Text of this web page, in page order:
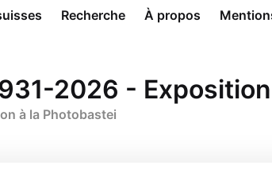
Recherche À propos
2026 -
à la Photobastei